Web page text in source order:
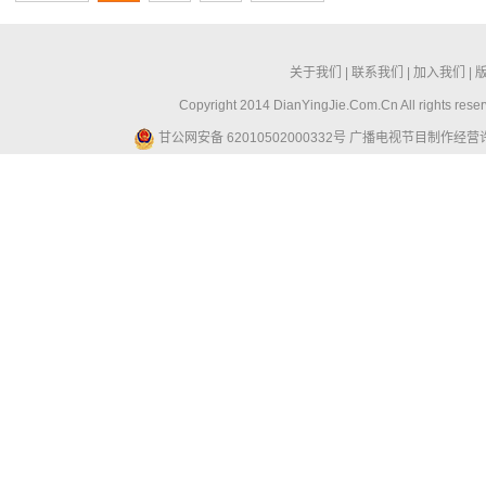
关于我们 联系我们 加入我们
Copyright 2014 DianYingJie.Com.Cn All rights
甘公网安备 62010502000332号 广播电视节目制作经